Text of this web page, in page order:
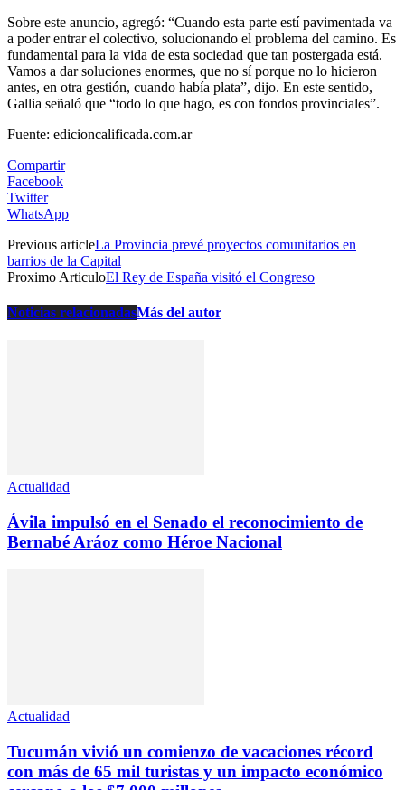
Sobre este anuncio, agregó: “Cuando esta parte estí pavimentada va
a poder entrar el colectivo, solucionando el problema del camino. Es
fundamental para la vida de esta sociedad que tan postergada está.
Vamos a dar soluciones enormes, que no sí porque no lo hicieron
antes, en otra gestión, cuando había plata”, dijo. En este sentido,
Gallia señaló que “todo lo que hago, es con fondos provinciales”.
Fuente: edicioncalificada.com.ar
Compartir
Facebook
Twitter
WhatsApp
Previous articleLa Provincia prevé proyectos comunitarios en
barrios de la Capital
Proximo ArticuloEl Rey de España visitó el Congreso
Noticias relacionadasMás del autor
Actualidad
Ávila impulsó en el Senado el reconocimiento de
Bernabé Aráoz como Héroe Nacional
Actualidad
Tucumán vivió un comienzo de vacaciones récord
con más de 65 mil turistas y un impacto económico